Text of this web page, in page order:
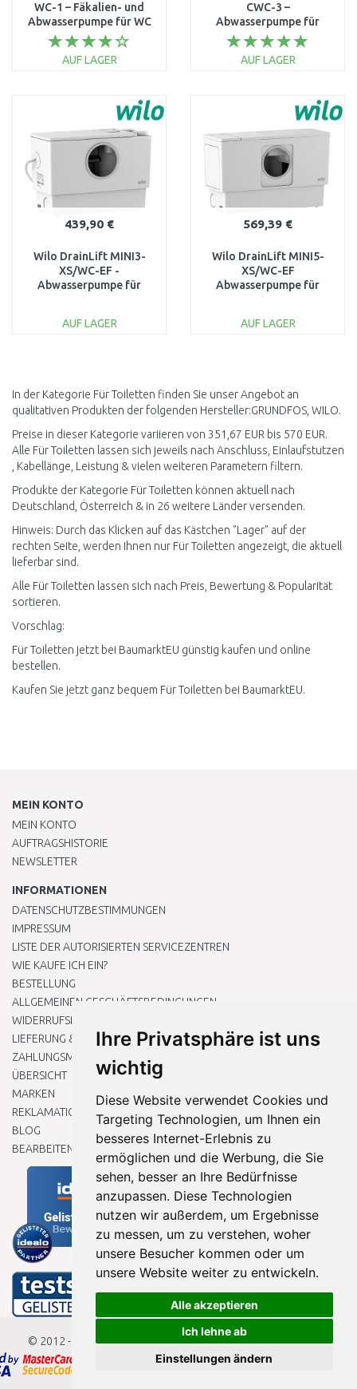
Ihre Privatsphäre ist uns
wichtig
Diese Website verwendet Cookies und
Targeting Technologien, um Ihnen ein
besseres Internet-Erlebnis zu
ermöglichen und die Werbung, die Sie
sehen, besser an Ihre Bedürfnisse
anzupassen. Diese Technologien
nutzen wir außerdem, um Ergebnisse
zu messen, um zu verstehen, woher
unsere Besucher kommen oder um
unsere Website weiter zu entwickeln.
Alle akzeptieren
Ich lehne ab
Einstellungen ändern
WC-1 – Fäkalien- und
Abwasserpumpe für WC
und Waschbecken
97775314
AUF LAGER
Vergleichen
CWC-3 –
Abwasserpumpe für
Hänge-WC, Dusche und
Waschbecken 97775316
AUF LAGER
Vergleichen
439,90 €
Wilo DrainLift MINI3-
XS/WC-EF -
Abwasserpumpe für
AUF LAGER
Vergleichen
569,39 €
Wilo DrainLift MINI5-
XS/WC-EF
Abwasserpumpe für
AUF LAGER
Vergleichen
In der Kategorie Für Toiletten finden Sie unser Angebot an
qualitativen Produkten der folgenden Hersteller:GRUNDFOS, WILO.
Preise in dieser Kategorie variieren von 351,67 EUR bis 570 EUR.
Alle Für Toiletten lassen sich jeweils nach Anschluss, Einlaufstutzen
, Kabellänge, Leistung & vielen weiteren Parametern filtern.
Produkte der Kategorie Für Toiletten können aktuell nach
Deutschland, Österreich & in 26 weitere Länder versenden.
Hinweis: Durch das Klicken auf das Kästchen "Lager" auf der
rechten Seite, werden Ihnen nur Für Toiletten angezeigt, die aktuell
lieferbar sind.
Alle Für Toiletten lassen sich nach Preis, Bewertung & Popularität
sortieren.
Vorschlag:
Für Toiletten jetzt bei BaumarktEU günstig kaufen und online
bestellen.
Kaufen Sie jetzt ganz bequem Für Toiletten bei BaumarktEU.
MEIN KONTO
MEIN KONTO
AUFTRAGSHISTORIE
NEWSLETTER
INFORMATIONEN
DATENSCHUTZBESTIMMUNGEN
IMPRESSUM
LISTE DER AUTORISIERTEN SERVICEZENTREN
WIE KAUFE ICH EIN?
BESTELLUNG
ALLGEMEINEN GESCHÄFTSBEDINGUNGEN
WIDERRUFSRECHT
LIEFERUNG & ZAHLUNG
ZAHLUNGSMETHODEN
ÜBERSICHT
MARKEN
REKLAMATIONEN UND RETOUREN
BLOG
BEARBEITEN SIE MEINE COOKIE-EINSTELLUNGEN
© 2012 - 2026Baumarkteu.de